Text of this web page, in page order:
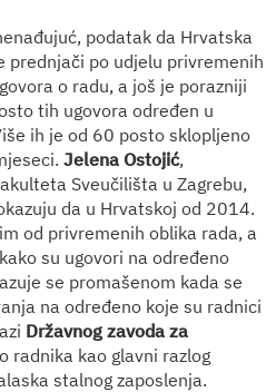
podatak da Hrvatska
prednjači po udjelu privremenih
o radu, a još je porazniji
tih ugovora određen u
ih je od 60 posto sklopljeno
Jelena Ostojić,
Sveučilišta u Zagrebu,
da u Hrvatskoj od 2014.
od privremenih oblika rada, a
su ugovori na određeno
se promašenom kada se
na određeno koje su radnici
Državnog zavoda za
radnika kao glavni razlog
stalnog zaposlenja.